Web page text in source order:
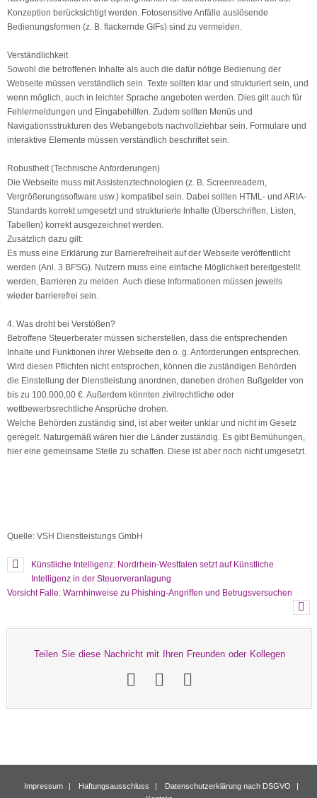
Konzeption berücksichtigt werden. Fotosensitive Anfälle auslösende
Bedienungsformen (z. B. flackernde GIFs) sind zu vermeiden.
Verständlichkeit
Sowohl die betroffenen Inhalte als auch die dafür nötige Bedienung der
Webseite müssen verständlich sein. Texte sollten klar und strukturiert sein, und
wenn möglich, auch in leichter Sprache angeboten werden. Dies gilt auch für
Fehlermeldungen und Eingabehilfen. Zudem sollten Menüs und
Navigationsstrukturen des Webangebots nachvollziehbar sein. Formulare und
interaktive Elemente müssen verständlich beschriftet sein.
Robustheit (Technische Anforderungen)
Die Webseite muss mit Assistenztechnologien (z. B. Screenreadern,
Vergrößerungssoftware usw.) kompatibel sein. Dabei sollten HTML- und ARIA-
Standards korrekt umgesetzt und strukturierte Inhalte (Überschriften, Listen,
Tabellen) korrekt ausgezeichnet werden.
Zusätzlich dazu gilt:
Es muss eine Erklärung zur Barrierefreiheit auf der Webseite veröffentlicht
werden (Anl. 3 BFSG). Nutzern muss eine einfache Möglichkeit bereitgestellt
werden, Barrieren zu melden. Auch diese Informationen müssen jeweils
wieder barrierefrei sein.
4. Was droht bei Verstößen?
Betroffene Steuerberater müssen sicherstellen, dass die entsprechenden
Inhalte und Funktionen ihrer Webseite den o. g. Anforderungen entsprechen.
Wird diesen Pflichten nicht entsprochen, können die zuständigen Behörden
die Einstellung der Dienstleistung anordnen, daneben drohen Bußgelder von
bis zu 100.000,00 €. Außerdem könnten zivilrechtliche oder
wettbewerbsrechtliche Ansprüche drohen.
Welche Behörden zuständig sind, ist aber weiter unklar und nicht im Gesetz
geregelt. Naturgemäß wären hier die Länder zuständig. Es gibt Bemühungen,
hier eine gemeinsame Stelle zu schaffen. Diese ist aber noch nicht umgesetzt.
Quelle: VSH Dienstleistungs GmbH
Künstliche Intelligenz: Nordrhein-Westfalen setzt auf Künstliche
Intelligenz in der Steuerveranlagung
Vorsicht Falle: Warnhinweise zu Phishing-Angriffen und Betrugsversuchen
Teilen Sie diese Nachricht mit Ihren Freunden oder Kollegen
Impressum Haftungsausschluss
Datenschutzerklärung nach DSGVO